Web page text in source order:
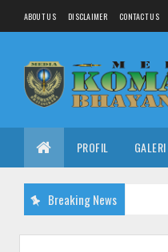
ABOUT US DISCLAIMER CONTACT US
PROFIL GALERI
Breaking News